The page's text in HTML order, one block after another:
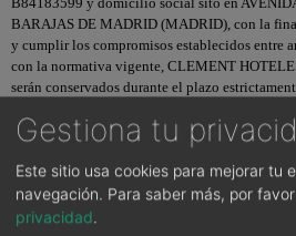
BARAJAS DE MADRID (MADRID), con la
y cumplir los compromisos establecidos entre
con la normativa vigente, CLEMENT
serán conservados durante el plazo
CLEMENT HOTELES SL informa que
lícita, leal, transparente, adecuada, pertinente,
Es por ello que CLEMENT HOTELES SL se
medidas razonables para que estos se
cuando sean inexactos.
Gestiona tu
Este sitio usa cookies para mejorar tu
navegación. Para saber más, por
privacidad.